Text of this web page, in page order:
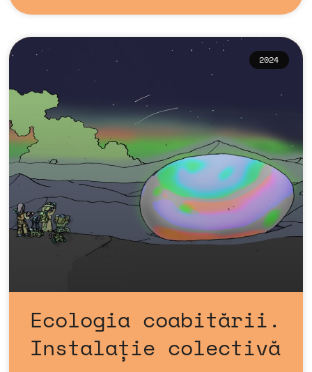
2024
Ecologia coabitării.
Instalație colectivă